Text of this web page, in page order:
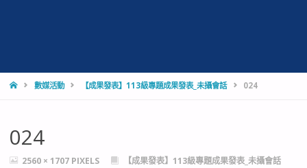
HOME數媒活動 【成果發表】113級專題成果發表_未攝會話 024
024
FULL2560 × 1707 PIXELS 【成果發表】113級專題成果發表_未攝會話